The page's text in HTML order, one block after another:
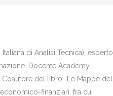
di Analisi Tecnica), esperto
Docente Academy
del libro “Le Mappe del
finanziari, fra cui